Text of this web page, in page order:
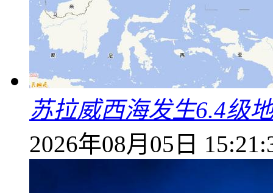
苏拉威西海发生6.4级
2026年08月05日